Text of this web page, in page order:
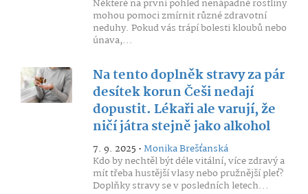
Některé na první pohled nenápadné rostliny
mohou pomoci zmírnit různé zdravotní
neduhy. Pokud vás trápí bolesti kloubů nebo
únava,...
Na tento doplněk stravy za pár
desítek korun Češi nedají
dopustit. Lékaři ale varují, že
ničí játra stejně jako alkohol
7. 9. 2025 •Monika Brešťanská
Kdo by nechtěl být déle vitální, více zdravý a
mít třeba hustější vlasy nebo pružnější pleť?
Doplňky stravy se v posledních letech...